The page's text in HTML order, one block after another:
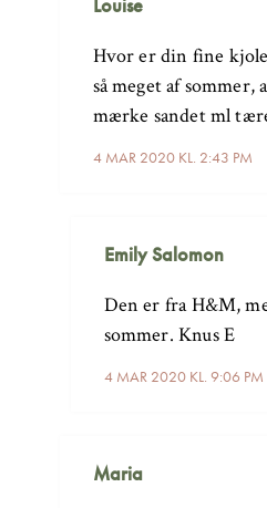
Louise
4 MAR 2020 KL. 2:43 PM
Hvor er din fine
så meget af sommer,
mærke sandet ml
Emily Salomon
4 MAR 2020 KL. 9:06 PM
Den er fra H&M,
sommer. Knus E
Maria